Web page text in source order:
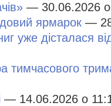
— 30.06.2026
ярмарок —
уже дісталася
тимчасового
— 14.06.2026 о